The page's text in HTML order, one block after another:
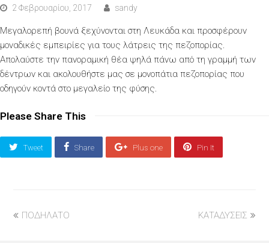
2 Φεβρουαρίου, 2017 sandy
Μεγαλορεπή βουνά ξεχύνονται στη Λευκάδα και προσφέρουν
μοναδικές εμπειρίες για τους λάτρεις της πεζοπορίας.
Απολαύστε την πανοραμική θέα ψηλά πάνω από τη γραμμή των
δέντρων και ακολουθήστε μας σε μονοπάτια πεζοπορίας που
οδηγούν κοντά στο μεγαλείο της φύσης.
Please Share This
Tweet Share Plus one Pin It
previous
ΠΟΔΗΛΑΤΟ
next
ΚΑΤΑΔΥΣΕΙΣ